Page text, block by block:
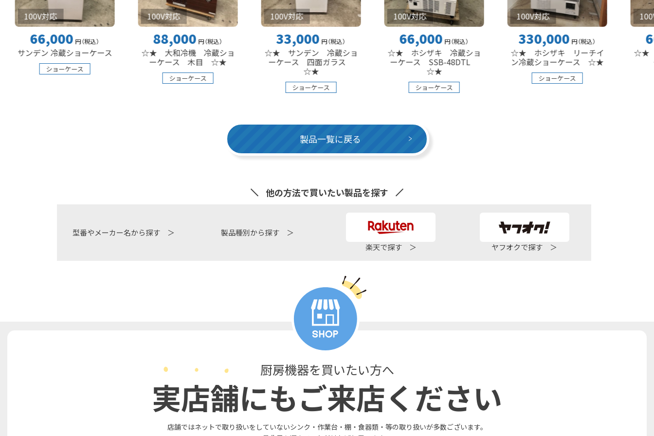
円（税込）
ン 冷蔵ショーケース
ショーケース
100V対応
88,000 円（税込）
☆★ 大和冷機 冷蔵ショ
ーケース 木目 ☆★
ショーケース
100V対応
33,000 円（税込）
☆★ サンデン 冷蔵ショ
ーケース 四面ガラス
ショーケース
100V対応
66,000 円（税込）
☆★ ホシザキ 冷蔵ショ
ーケース SSB-48DTL
ショーケース
100V対応
330,000 円（税込）
☆★ ホシザキ リーチイ
ン冷蔵ショーケース ☆★
ショーケース
100V対応
☆★ サンデ
ーケ
製品一覧に戻る
他の方法で買いたい製品を探す
型番やメーカー名から探す ＞
製品種別から探す ＞
楽天で探す ＞
ヤフオクで探す ＞
厨房機器を買いたい方へ
実店舗にもご来店ください
店舗ではネットで取り扱いをしていないシンク・作業台・棚・食器類・等の取り扱いが多数ございます。